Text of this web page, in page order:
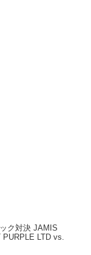
ク対決 JAMIS
LTD vs.